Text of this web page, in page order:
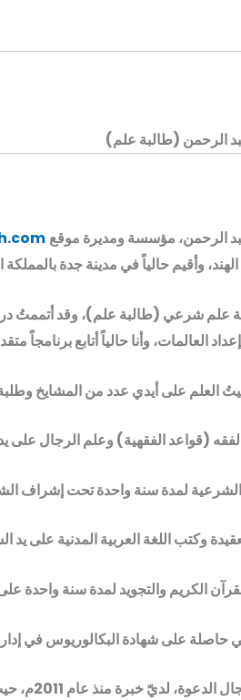
الرحمن (طالبة علم)
الرحمن، مؤسسة ومديرة موقع
وأقيم حالياً في مدينة جدة بالمملكة
علم شرعي (طالبة علم)، وقد
العالمات، وأنا حالياً أتابع
العلم على أيدي عدد من المشايخ
(قواعد الفقهية) وعلم الرجال على
الشرعية لمدة سنة واحدة تحت إشراف
وكتب اللغة العربية المدنية على يد
الكريم والتجويد لمدة سنة واحدة
وفي مجال